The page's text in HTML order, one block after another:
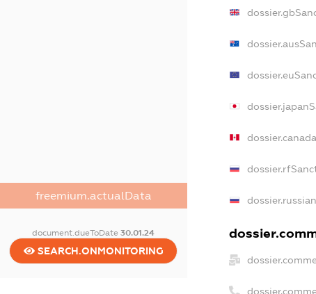
freemium.actualData
document.dueToDate30.01.24
SEARCH.ONMONITORING